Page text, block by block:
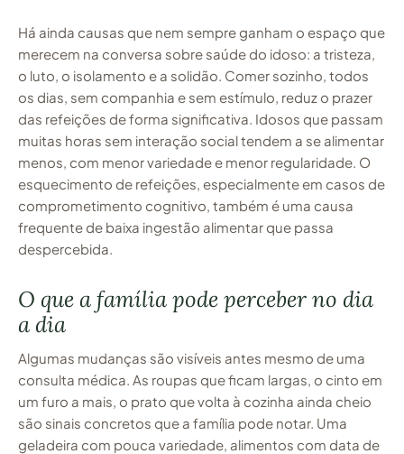
Há ainda causas que nem sempre ganham o espaço que
merecem na conversa sobre saúde do idoso: a tristeza,
o luto, o isolamento e a solidão. Comer sozinho, todos
os dias, sem companhia e sem estímulo, reduz o prazer
das refeições de forma significativa. Idosos que passam
muitas horas sem interação social tendem a se alimentar
menos, com menor variedade e menor regularidade. O
esquecimento de refeições, especialmente em casos de
comprometimento cognitivo, também é uma causa
frequente de baixa ingestão alimentar que passa
despercebida.
O que a família pode perceber no dia
a dia
Algumas mudanças são visíveis antes mesmo de uma
consulta médica. As roupas que ficam largas, o cinto em
um furo a mais, o prato que volta à cozinha ainda cheio
são sinais concretos que a família pode notar. Uma
geladeira com pouca variedade, alimentos com data de